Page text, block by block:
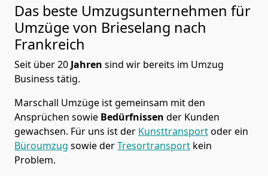
Das beste Umzugsunternehmen für
Umzüge von Brieselang nach
Frankreich
Seit über20 Jahren sind wir bereits im Umzug
Business tätig.
Marschall Umzüge ist gemeinsam mit den
Ansprüchen sowie Bedürfnissen der Kunden
gewachsen. Für uns ist der Kunsttransportoder ein
Büroumzug sowie derTresortransport kein
Problem.